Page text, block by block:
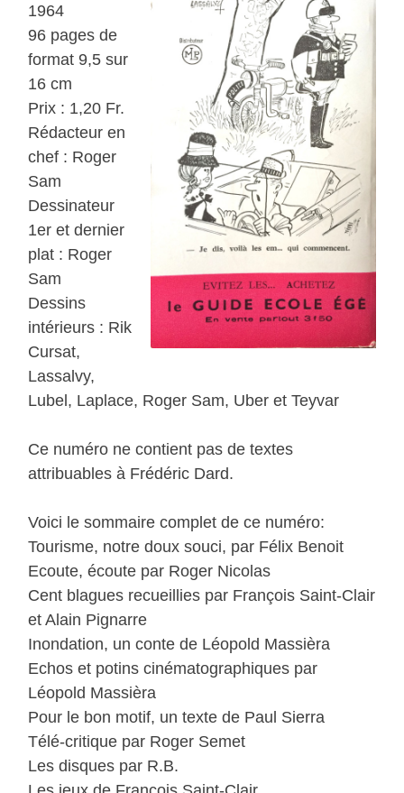
1964
96 pages de
format 9,5 sur
16 cm
Prix : 1,20 Fr.
Rédacteur en
chef : Roger
Sam
Dessinateur
1er et dernier
plat : Roger
Sam
Dessins
intérieurs : Rik
Cursat,
Lassalvy,
Lubel, Laplace, Roger Sam, Uber et Teyvar
Ce numéro ne contient pas de textes
attribuables à Frédéric Dard.
Voici le sommaire complet de ce numéro:
Tourisme, notre doux souci, par Félix Benoit
Ecoute, écoute par Roger Nicolas
Cent blagues recueillies par François Saint-Clair
et Alain Pignarre
Inondation, un conte de Léopold Massièra
Echos et potins cinématographiques par
Léopold Massièra
Pour le bon motif, un texte de Paul Sierra
Télé-critique par Roger Semet
Les disques par R.B.